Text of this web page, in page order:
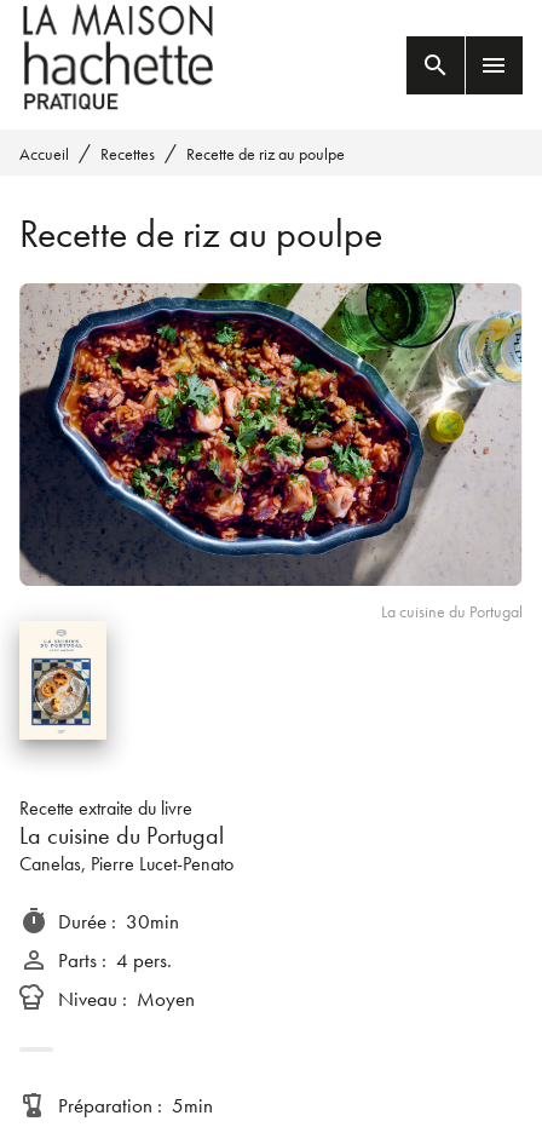
MENU RECHERCHE
PIED DE PAGE
search menu
Accueil / Recettes / Recette de riz au poulpe
Recette de riz au poulpe
La cuisine du Portugal
Recette extraite du livre
La cuisine du Portugal
Canelas, Pierre Lucet-Penato
timer Durée : 30min
person_outline Parts : 4 pers.
Niveau : Moyen
blender Préparation : 5min